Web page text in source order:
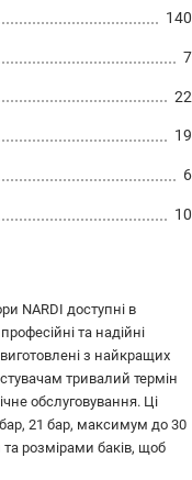
NARDI доступні в
та надійні
з найкращих
тривалий термін
обслуговування. Ці
21 бар, максимум до 30
розмірами баків, щоб